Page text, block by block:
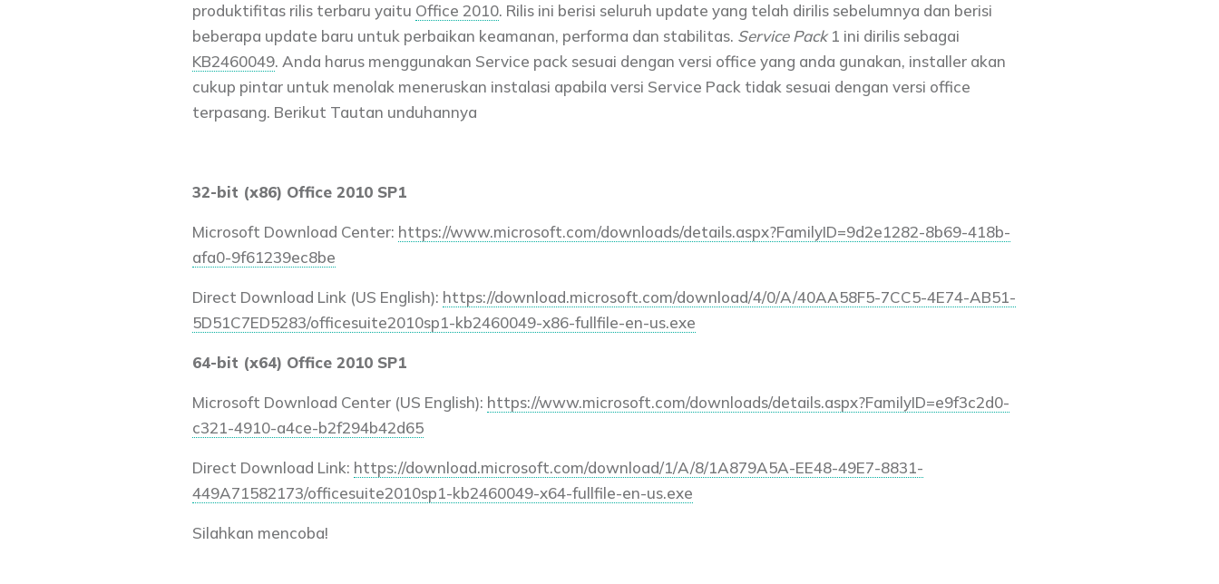
produktifitas rilis terbaru yaitu Office 2010. Rilis ini berisi seluruh update yang telah dirilis sebelumnya dan berisi
beberapa update baru untuk perbaikan keamanan, performa dan stabilitas. Service Pack1 ini dirilis sebagai
KB2460049. Anda harus menggunakan Service pack sesuai dengan versi office yang anda gunakan, installer akan
cukup pintar untuk menolak meneruskan instalasi apabila versi Service Pack tidak sesuai dengan versi office
terpasang. Berikut Tautan unduhannya
32-bit (x86) Office 2010 SP1
Microsoft Download Center: https://www.microsoft.com/downloads/details.aspx?FamilyID=9d2e1282-8b69-418b-
afa0-9f61239ec8be
Direct Download Link (US English): https://download.microsoft.com/download/4/0/A/40AA58F5-7CC5-4E74-AB51-
5D51C7ED5283/officesuite2010sp1-kb2460049-x86-fullfile-en-us.exe
64-bit (x64) Office 2010 SP1
Microsoft Download Center (US English): https://www.microsoft.com/downloads/details.aspx?FamilyID=e9f3c2d0-
c321-4910-a4ce-b2f294b42d65
Direct Download Link: https://download.microsoft.com/download/1/A/8/1A879A5A-EE48-49E7-8831-
449A71582173/officesuite2010sp1-kb2460049-x64-fullfile-en-us.exe
Silahkan mencoba!